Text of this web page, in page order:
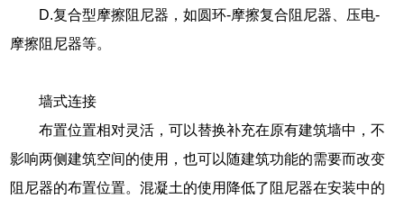
D.复合型摩擦阻尼器，如圆环-摩擦复合阻尼器、压电-
摩擦阻尼器等。
墙式连接
布置位置相对灵活，可以替换补充在原有建筑墙中，不
影响两侧建筑空间的使用，也可以随建筑功能的需要而改变
阻尼器的布置位置。混凝土的使用降低了阻尼器在安装中的